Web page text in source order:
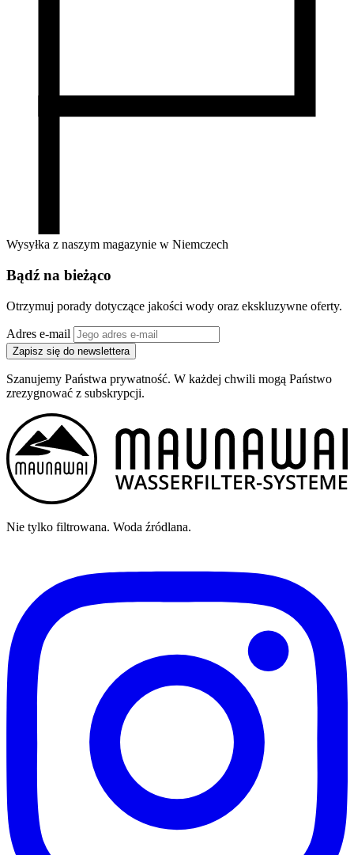
Wysyłka z naszym magazynie w Niemczech
Bądź na bieżąco
Otrzymuj porady dotyczące jakości wody oraz ekskluzywne oferty.
Adres e-mail
Zapisz się do newslettera
Szanujemy Państwa prywatność. W każdej chwili mogą Państwo
zrezygnować z subskrypcji.
Nie tylko filtrowana. Woda źródlana.